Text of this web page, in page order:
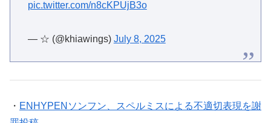
pic.twitter.com/n8cKPUjB3o
— ☆ (@khiawings)July 8, 2025
ENHYPENソンフン、スペルミスによる不適切表現を謝